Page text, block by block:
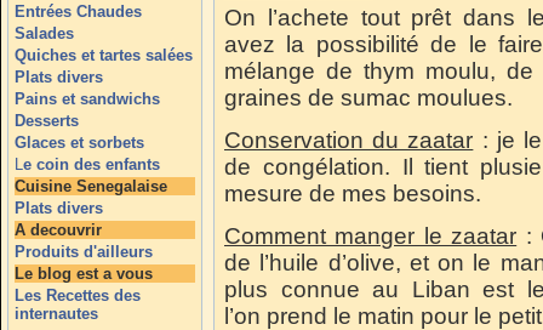
Entrées Chaudes
Salades
Quiches et tartes salées
Plats divers
Pains et sandwichs
Desserts
Glaces et sorbets
Le coin des enfants
Cuisine Senegalaise
Plats divers
A decouvrir
Produits d'ailleurs
Le blog est a vous
Les Recettes des
internautes
On l’achete tout prêt dans
avez la possibilité de le
mélange de thym moulu,
graines de sumac moulues.
Conservation du zaatar : je
de congélation. Il tient
mesure de mes besoins.
Comment manger le zaatar :
de l’huile d’olive, et on le
plus connue au Liban est
l’on prend le matin pour le